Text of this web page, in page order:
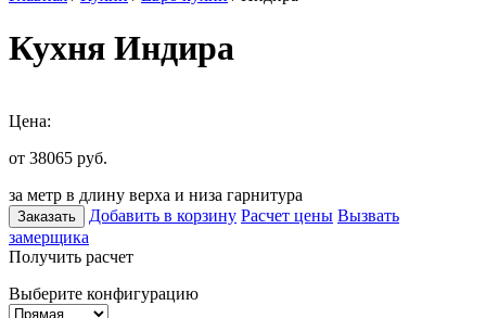
Кухня Индира
Цена:
от 38065 руб.
за метр в длину верха и низа гарнитура
Заказать Добавить в корзину Расчет цены Вызвать
замерщика
Получить расчет
Выберите конфигурацию